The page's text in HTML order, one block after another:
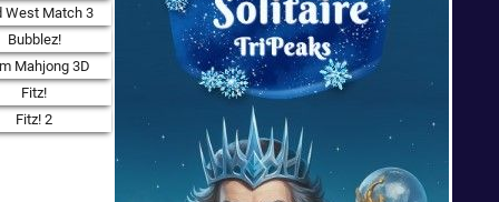
West Match 3
Bubblez!
Mahjong 3D
Fitz!
Fitz! 2